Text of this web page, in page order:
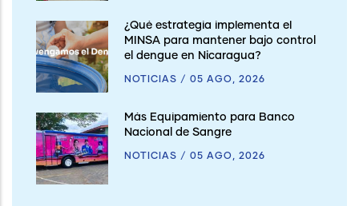
¿Qué estrategia implementa el
MINSA para mantener bajo control
el dengue en Nicaragua?
NOTICIAS / 05 AGO, 2026
Más Equipamiento para Banco
Nacional de Sangre
NOTICIAS / 05 AGO, 2026